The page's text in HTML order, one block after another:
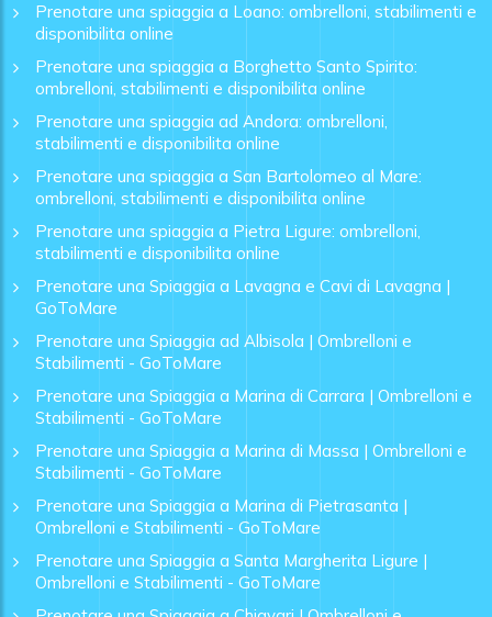
Prenotare una spiaggia a Loano: ombrelloni, stabilimenti e
disponibilita online
Prenotare una spiaggia a Borghetto Santo Spirito:
ombrelloni, stabilimenti e disponibilita online
Prenotare una spiaggia ad Andora: ombrelloni,
stabilimenti e disponibilita online
Prenotare una spiaggia a San Bartolomeo al Mare:
ombrelloni, stabilimenti e disponibilita online
Prenotare una spiaggia a Pietra Ligure: ombrelloni,
stabilimenti e disponibilita online
Prenotare una Spiaggia a Lavagna e Cavi di Lavagna |
GoToMare
Prenotare una Spiaggia ad Albisola | Ombrelloni e
Stabilimenti - GoToMare
Prenotare una Spiaggia a Marina di Carrara | Ombrelloni e
Stabilimenti - GoToMare
Prenotare una Spiaggia a Marina di Massa | Ombrelloni e
Stabilimenti - GoToMare
Prenotare una Spiaggia a Marina di Pietrasanta |
Ombrelloni e Stabilimenti - GoToMare
Prenotare una Spiaggia a Santa Margherita Ligure |
Ombrelloni e Stabilimenti - GoToMare